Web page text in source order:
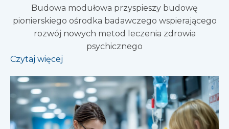
Budowa modułowa przyspieszy budowę
pionierskiego ośrodka badawczego wspierającego
rozwój nowych metod leczenia zdrowia
psychicznego
Czytaj więcej